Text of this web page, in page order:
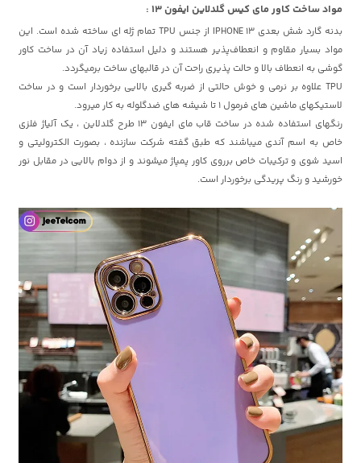
مواد ساخت کاور مای کیس گلدلاین ایفون 13 :
بدنه گارد شش بعدی IPHONE 13 از جنس TPU تمام ژله ای ساخته شده است. این
مواد بسیار مقاوم و انعطاف‌پذیر هستند و دلیل استفاده زیاد آن در ساخت کاور
گوشی به انعطاف بالا و حالت پذیری راحت آن در قالبهای ساخت برمیگردد.
TPU علاوه بر نرمی و خوش حالتی از ضربه گیری بالایی برخوردار است و در ساخت
لاستیکهای ماشین های فرمول 1 تا شیشه های ضدگلوله به کار میرود.
رنگهای استفاده شده در ساخت قاب مای ایفون 13 طرح گلدلاین ، یک آلیاژ فلزی
خاص به اسم آندی میباشند که طبق گفته شرکت سازنده ، بصورت الکترولیتی و
اسید شوی و ترکیبات خاص برروی کاور پمپاژ میشوند و از دوام بالایی در مقابل نور
خورشید و رنگ پریدگی برخوردار است.